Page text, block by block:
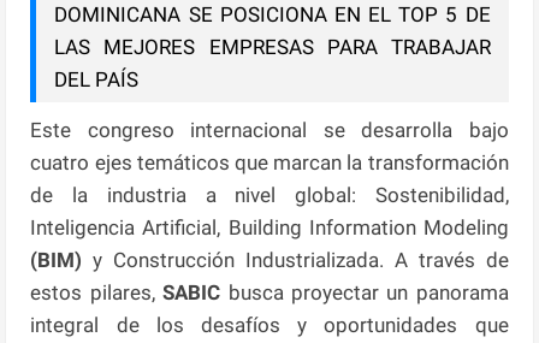
DOMINICANA SE POSICIONA EN EL TOP 5 DE
LAS MEJORES EMPRESAS PARA TRABAJAR
DEL PAÍS
Este congreso internacional se desarrolla bajo
cuatro ejes temáticos que marcan la transformación
de la industria a nivel global: Sostenibilidad,
Inteligencia Artificial, Building Information Modeling
(BIM) y Construcción Industrializada. A través de
estos pilares,SABIC busca proyectar un panorama
integral de los desafíos y oportunidades que